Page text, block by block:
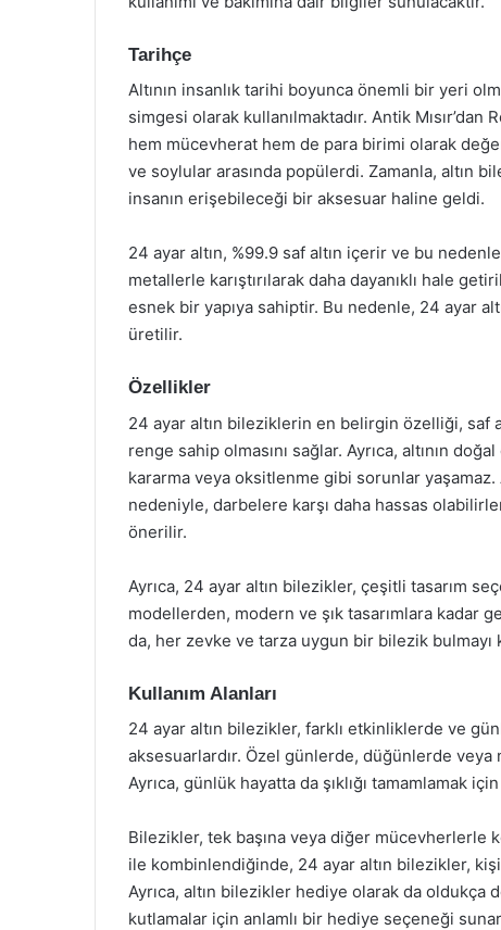
Tarihçe
Altının insanlık tarihi boyunca önemli bir yeri
simgesi olarak kullanılmaktadır. Antik
hem mücevherat hem de para birimi olarak
ve soylular arasında popülerdi. Zamanla, altın
insanın erişebileceği bir aksesuar haline geldi.
24 ayar altın, %99.9 saf altın içerir ve bu
metallerle karıştırılarak daha dayanıklı hale
esnek bir yapıya sahiptir. Bu nedenle, 24 ayar
üretilir.
Özellikler
24 ayar altın bileziklerin en belirgin özelliği, saf
renge sahip olmasını sağlar. Ayrıca, altının
kararma veya oksitlenme gibi sorunlar yaşamaz.
nedeniyle, darbelere karşı daha hassas
önerilir.
Ayrıca, 24 ayar altın bilezikler, çeşitli tasarım
modellerden, modern ve şık tasarımlara kadar
da, her zevke ve tarza uygun bir bilezik bulmayı
Kullanım Alanları
24 ayar altın bilezikler, farklı etkinliklerde ve
aksesuarlardır. Özel günlerde, düğünlerde
Ayrıca, günlük hayatta da şıklığı tamamlamak
Bilezikler, tek başına veya diğer mücevherlerle
ile kombinlendiğinde, 24 ayar altın bilezikler,
Ayrıca, altın bilezikler hediye olarak da
kutlamalar için anlamlı bir hediye seçeneği